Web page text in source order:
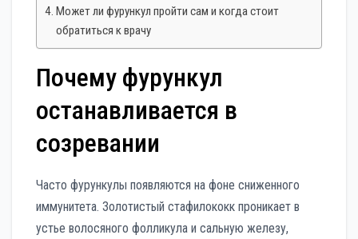
Может ли фурункул пройти сам и когда стоит
обратиться к врачу
Почему фурункул
останавливается в
созревании
Часто фурункулы появляются на фоне сниженного
иммунитета. Золотистый стафилококк проникает в
устье волосяного фолликула и сальную железу,